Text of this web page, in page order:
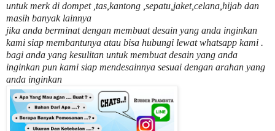
untuk merk di dompet ,tas,kantong ,sepatu,jaket,celana,hijab dan
masih banyak lainnya
jika anda berminat dengan membuat desain yang anda inginkan
kami siap membantunya atau bisa hubungi lewat whatsapp kami .
bagi anda yang kesulitan untuk membuat desain yang anda
inginkan pun kami siap mendesainnya sesuai dengan arahan yang
anda inginkan